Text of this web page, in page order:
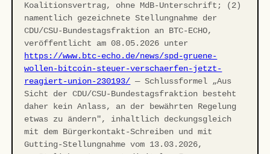
Koalitionsvertrag, ohne MdB-Unterschrift; (2)
namentlich gezeichnete Stellungnahme der
CDU/CSU-Bundestagsfraktion an BTC-ECHO,
veröffentlicht am 08.05.2026 unter
https://www.btc-echo.de/news/spd-gruene-
wollen-bitcoin-steuer-verschaerfen-jetzt-
reagiert-union-230193/ — Schlussformel „Aus
Sicht der CDU/CSU-Bundestagsfraktion besteht
daher kein Anlass, an der bewährten Regelung
etwas zu ändern", inhaltlich deckungsgleich
mit dem Bürgerkontakt-Schreiben und mit
Gutting-Stellungnahme vom 13.03.2026,